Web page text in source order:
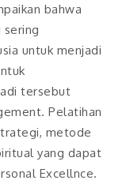
bahwa
sering
untuk menjadi
tersebut
Pelatihan
metode
yang dapat
Excellnce.